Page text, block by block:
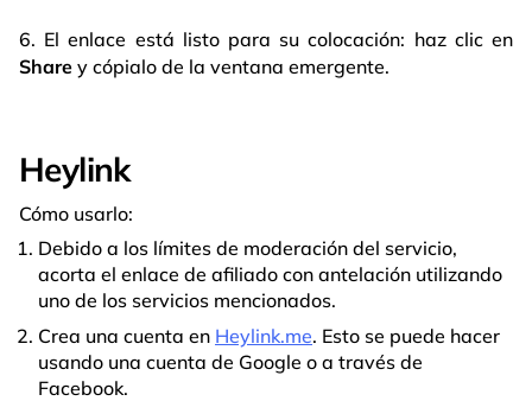
6. El enlace está listo para su colocación: haz clic en
Share y cópialo de la ventana emergente.
Heylink
Cómo usarlo:
Debido a los límites de moderación del servicio,
acorta el enlace de afiliado con antelación utilizando
uno de los servicios mencionados.
Crea una cuenta en Heylink.me. Esto se puede hacer
usando una cuenta de Google o a través de
Facebook.